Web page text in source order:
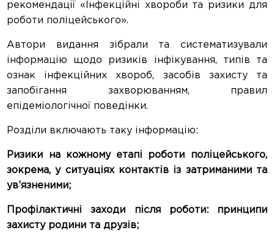
рекомендації «Інфекційні хвороби та ризики для
роботи поліцейського».
Автори видання зібрали та систематизували
інформацію щодо ризиків інфікування, типів та
ознак інфекційних хвороб, засобів захисту та
запобігання захворюванням, правил
епідеміологічної поведінки.
Розділи включають таку інформацію:
Ризики на кожному етапі роботи поліцейського,
зокрема, у ситуаціях контактів із затриманими та
ув’язненими;
Профілактичні заходи після роботи: принципи
захисту родини та друзів;